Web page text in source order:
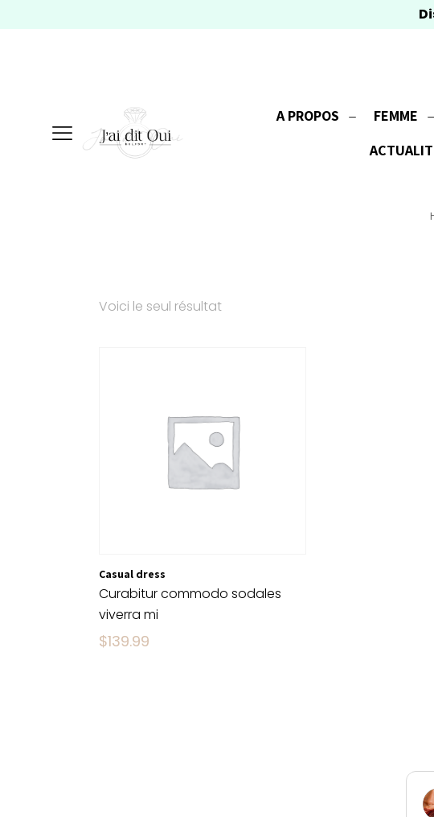
A PROPOS FEMME
Voici le seul résultat
Casual dress
Curabitur commodo sodales
viverra mi
$139.99